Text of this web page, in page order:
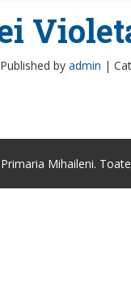
Published by admin |
Mihaileni.